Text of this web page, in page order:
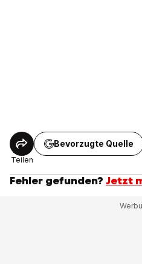
Teilen
Bevorzugte Quelle
Fehler gefunden? Jetzt